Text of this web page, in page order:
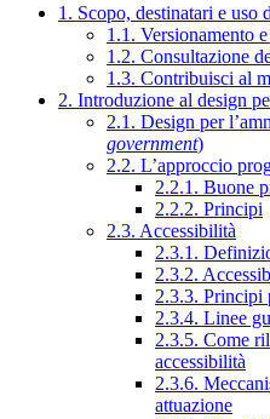
1. Scopo, destinatari e uso
1.1. Versionamento
1.2. Consultazione
1.3. Contribuisci al
2. Introduzione al design
2.1. Design per
government)
2.2. L’approccio
2.2.1. Buone
2.2.2. Principi
2.3. Accessibilità
2.3.1.
2.3.2.
2.3.3. Principi
2.3.4. Linee
2.3.5. Come
accessibilità
2.3.6.
attuazione